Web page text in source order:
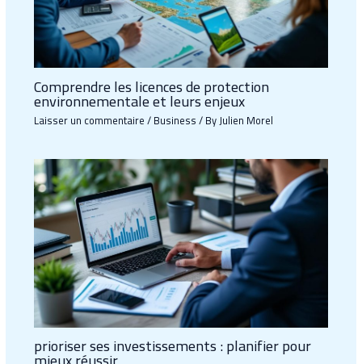
Comprendre les licences de protection
environnementale et leurs enjeux
Laisser un commentaire/Business/ ByJulien Morel
prioriser ses investissements : planifier pour